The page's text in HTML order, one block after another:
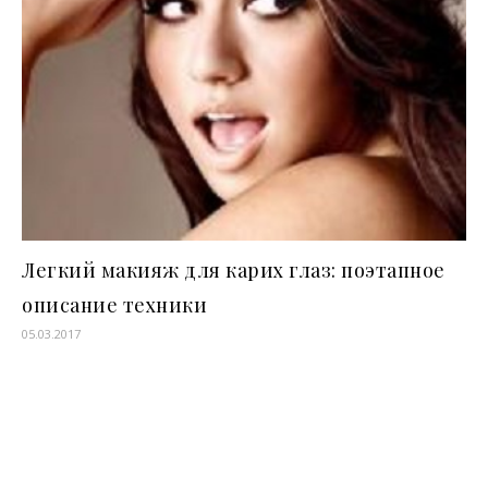
Легкий макияж для карих глаз: поэтапное
описание техники
05.03.2017